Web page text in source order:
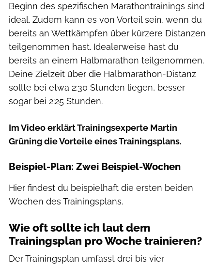
Beginn des spezifischen Marathontrainings sind
ideal. Zudem kann es von Vorteil sein, wenn du
bereits an Wettkämpfen über kürzere Distanzen
teilgenommen hast. Idealerweise hast du
bereits an einem Halbmarathon teilgenommen.
Deine Zielzeit über die Halbmarathon-Distanz
sollte bei etwa 2:30 Stunden liegen, besser
sogar bei 2:25 Stunden.
Im Video erklärt Trainingsexperte Martin
Grüning die Vorteile eines Trainingsplans.
Beispiel-Plan: Zwei Beispiel-Wochen
Hier findest du beispielhaft die ersten beiden
Wochen des Trainingsplans.
Wie oft sollte ich laut dem
Trainingsplan pro Woche trainieren?
Der Trainingsplan umfasst drei bis vier